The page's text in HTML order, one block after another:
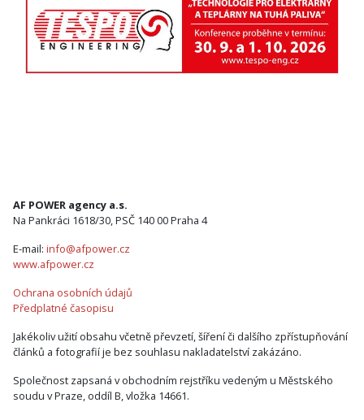
AF POWER agency a.s.
Na Pankráci 1618/30, PSČ 140 00 Praha 4
E-mail: info@afpower.cz
www.afpower.cz
Ochrana osobních údajů
Předplatné časopisu
Jakékoliv užití obsahu včetně převzetí, šíření či dalšího zpřístupňování
článků a fotografií je bez souhlasu nakladatelství zakázáno.
Společnost zapsaná v obchodním rejstříku vedeným u Městského
soudu v Praze, oddíl B, vložka 14661.